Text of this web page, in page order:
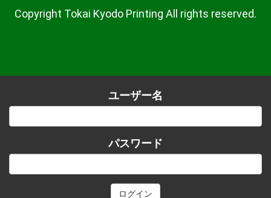
Copyright Tokai Kyodo Printing All rights reserved.
ユーザー名
パスワード